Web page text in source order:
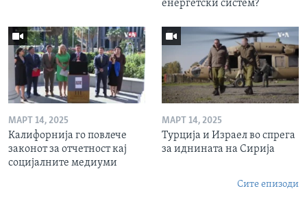
енергетски систем?
МАРТ 14, 2025
Калифорнија го повлече
законот за отчетност кај
социјалните медиуми
МАРТ 14, 2025
Турција и Израел во спрега
за иднината на Сирија
Сите епизоди